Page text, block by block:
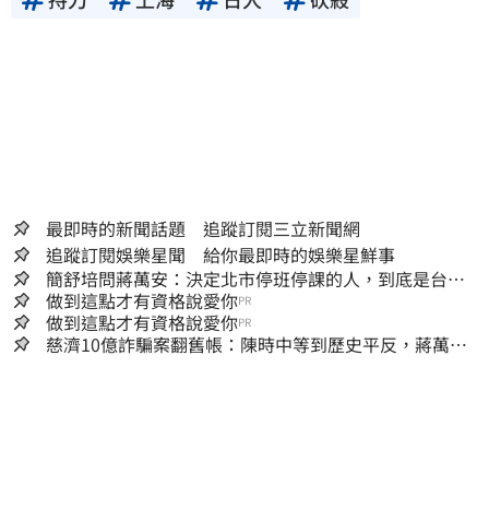
最即時的新聞話題 追蹤訂閱三立新聞網
追蹤訂閱娛樂星聞 給你最即時的娛樂星鮮事
簡舒培問蔣萬安：決定北市停班停課的人，到底是台北
市長，還是氣象署？
做到這點才有資格說愛你PR
做到這點才有資格說愛你PR
慈濟10億詐騙案翻舊帳：陳時中等到歷史平反，蔣萬安